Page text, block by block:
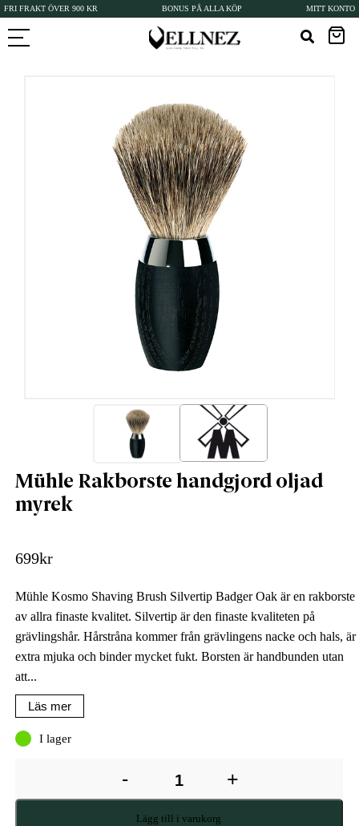
FRI FRAKT ÖVER 900 KR BONUS PÅ ALLA KÖP MITT KONTO
Mühle Rakborste handgjord oljad
myrek
699kr
Mühle Kosmo Shaving Brush Silvertip Badger Oak är en rakborste
av allra finaste kvalitet. Silvertip är den finaste kvaliteten på
grävlingshår. Hårstråna kommer från grävlingens nacke och hals, är
extra mjuka och binder mycket fukt. Borsten är handbunden utan
att...
Läs mer
I lager
- +
Lägg till i varukorg